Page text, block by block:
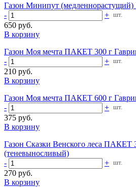
Газон Минипут
-
+ шт.
650 руб.
В корзину
Газон Моя мечта ПАКЕТ 300 г
-
+ шт.
210 руб.
В корзину
Газон Моя мечта ПАКЕТ 600 г
-
+ шт.
375 руб.
В корзину
Газон Сказки Венского леса ПАКЕТ
(теневыносливый)
-
+ шт.
270 руб.
В корзину